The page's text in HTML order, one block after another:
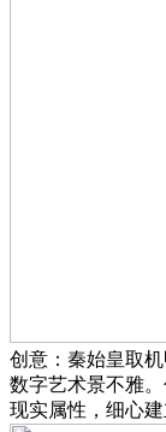
创意：秦始皇取
数字艺术景不雅
现实属性，细心